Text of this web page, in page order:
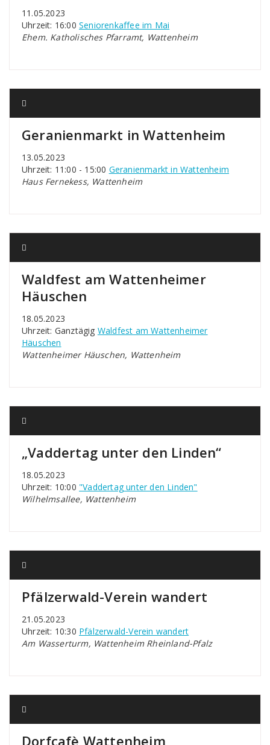
11.05.2023
Uhrzeit: 16:00 Seniorenkaffee im Mai
Ehem. Katholisches Pfarramt, Wattenheim
Geranienmarkt in Wattenheim
13.05.2023
Uhrzeit: 11:00 - 15:00 Geranienmarkt in Wattenheim
Haus Fernekess, Wattenheim
Waldfest am Wattenheimer
Häuschen
18.05.2023
Uhrzeit: Ganztägig Waldfest am Wattenheimer
Häuschen
Wattenheimer Häuschen, Wattenheim
„Vaddertag unter den Linden“
18.05.2023
Uhrzeit: 10:00 "Vaddertag unter den Linden"
Wilhelmsallee, Wattenheim
Pfälzerwald-Verein wandert
21.05.2023
Uhrzeit: 10:30 Pfälzerwald-Verein wandert
Am Wasserturm, Wattenheim Rheinland-Pfalz
Dorfcafè Wattenheim